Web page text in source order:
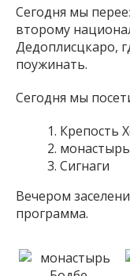
Сегодня мы
второму
Дедоплисцкаро,
поужинать.
Сегодня мы
Крепость
Сигнаги
Вечером
программа.